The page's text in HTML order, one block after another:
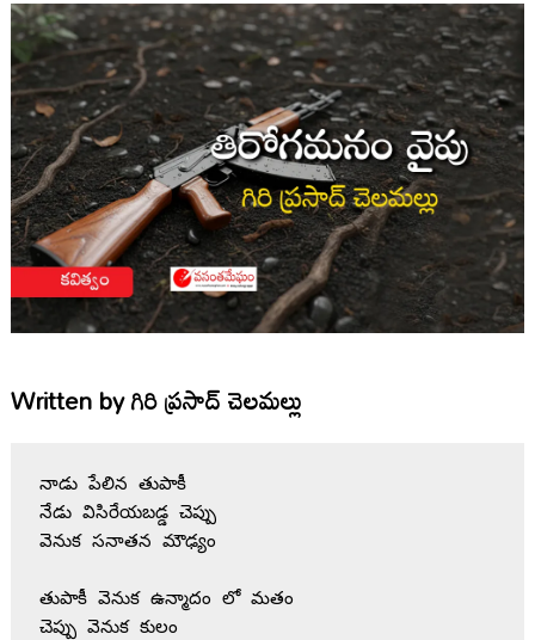
Written byగిరి ప్రసాద్ చెలమల్లు
నాడు పేలిన తుపాకీ
నేడు విసిరేయబడ్డ చెప్పు
వెనుక సనాతన మౌఢ్యం
తుపాకీ వెనుక ఉన్మాదం లో మతం
చెప్పు వెనుక కులం